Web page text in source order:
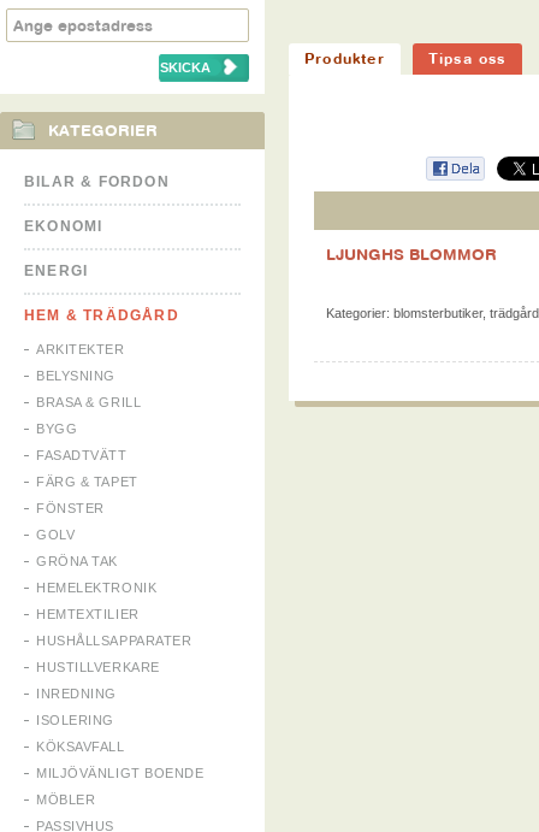
KATEGORIER
BILAR & FORDON
EKONOMI
ENERGI
HEM & TRÄDGÅRD
ARKITEKTER
BELYSNING
BRASA & GRILL
BYGG
FASADTVÄTT
FÄRG & TAPET
FÖNSTER
GOLV
GRÖNA TAK
HEMELEKTRONIK
HEMTEXTILIER
HUSHÅLLSAPPARATER
HUSTILLVERKARE
INREDNING
ISOLERING
KÖKSAVFALL
MILJÖVÄNLIGT BOENDE
MÖBLER
PASSIVHUS
Produkter Tipsa oss
LJUNGHS BLOMMOR
Kategorier: blomsterbutiker, trädgård